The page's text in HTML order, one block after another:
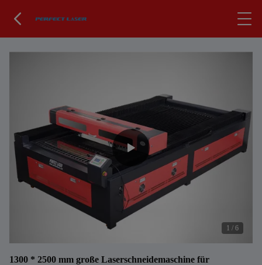
1 / 6
1300 * 2500 mm große Laserschneidemaschine für